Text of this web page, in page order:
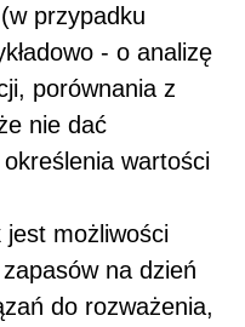
przypadku
- o analizę
porównania z
nie dać
wartości
możliwości
na dzień
do rozważenia,